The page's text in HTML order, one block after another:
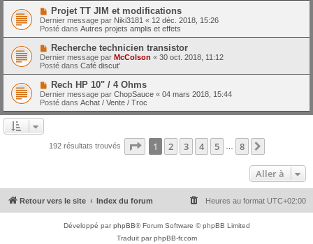
e
e
s
a
g
e
e
a
u
m
e
s
a
g
e
N
o
u
v
e
a
u
m
e
s
a
g
e
Projet TT JIM et modifications
Dernier message par Niki3181 « 12 déc. 2018, 15:26
Posté dans Autres projets amplis et effets
N
o
u
v
e
a
u
m
e
g
Recherche technicien transistor
Dernier message par McColson « 30 oct. 2018, 11:12
Posté dans Café discut'
N
o
u
v
e
m
e
Rech HP 10" / 4 Ohms
Dernier message par ChopSauce « 04 mars 2018, 15:44
Posté dans Achat / Vente / Troc
192 résultats trouvés Page 1sur8
1 2 3 4 5 8
Aller à
Retour vers le site Index du forum Heures au format UTC+02:00
Développé parphpBB® Forum Software © phpBB Limited
Traduit parphpBB-fr.com